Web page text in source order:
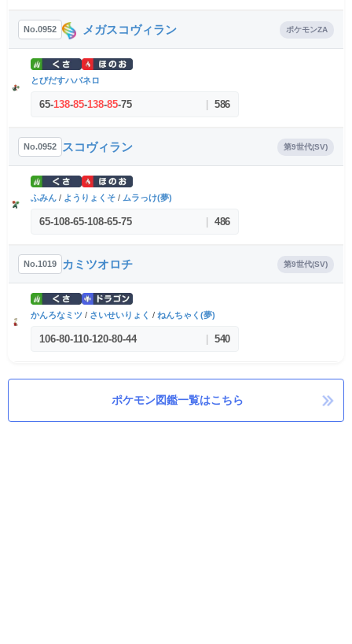
No.0952 メガスコヴィラン ポケモンZA
とびだすハバネロ
65-138-85-138-85-75 586
No.0952 スコヴィラン 第9世代(SV)
ふみん / ようりょくそ / ムラっけ(夢)
65-108-65-108-65-75 486
No.1019 カミツオロチ 第9世代(SV)
かんろなミツ / さいせいりょく / ねんちゃく(夢)
106-80-110-120-80-44 540
ポケモン図鑑一覧はこちら